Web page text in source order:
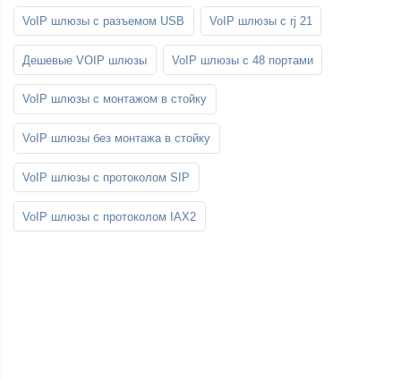
VoIP шлюзы с разъемом USB VoIP шлюзы с rj 21
Дешевые VOIP шлюзы VoIP шлюзы с 48 портами
VoIP шлюзы с монтажом в стойку
VoIP шлюзы без монтажа в стойку
VoIP шлюзы с протоколом SIP
VoIP шлюзы с протоколом IAX2